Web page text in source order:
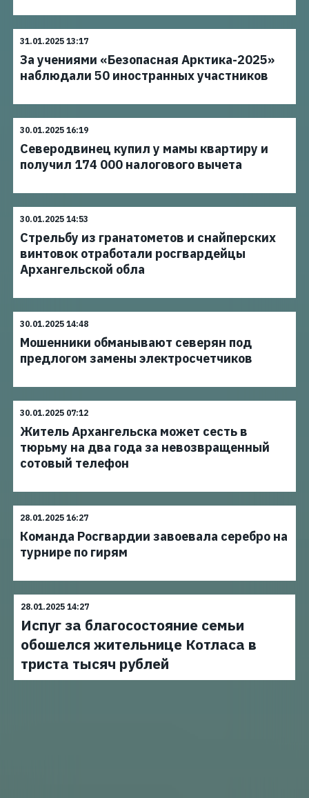
31.01.2025 13:17
За учениями «Безопасная Арктика-2025»
наблюдали 50 иностранных участников
30.01.2025 16:19
Северодвинец купил у мамы квартиру и
получил 174 000 налогового вычета
30.01.2025 14:53
Стрельбу из гранатометов и снайперских
винтовок отработали росгвардейцы
Архангельской обла
30.01.2025 14:48
Мошенники обманывают северян под
предлогом замены электросчетчиков
30.01.2025 07:12
Житель Архангельска может сесть в
тюрьму на два года за невозвращенный
сотовый телефон
28.01.2025 16:27
Команда Росгвардии завоевала серебро на
турнире по гирям
28.01.2025 14:27
Испуг за благосостояние семьи
обошелся жительнице Котласа в
триста тысяч рублей